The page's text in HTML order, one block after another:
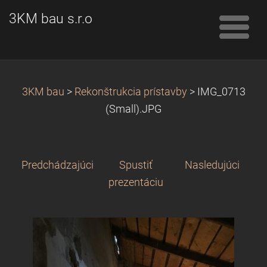
3KM bau s.r.o
3KM bau > Rekonštrukcia prístavby > IMG_0713
(Small).JPG
Predchádzajúci
Spustiť
prezentáciu
Nasledujúci